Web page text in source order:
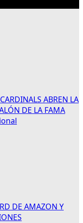
ABREN LA
DE LA FAMA
DE AMAZON Y